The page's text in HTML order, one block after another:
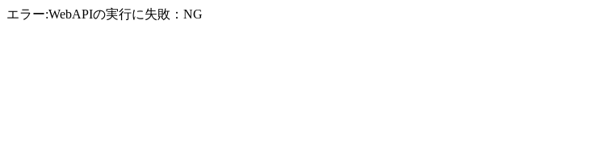
エラー:WebAPIの実行に失敗：NG